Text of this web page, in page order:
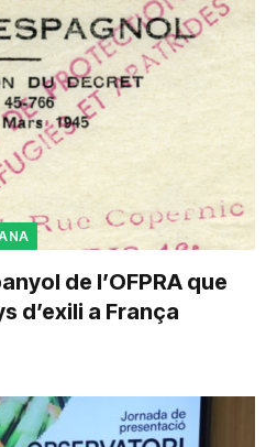
de l’OFPRA que
d’exili a França